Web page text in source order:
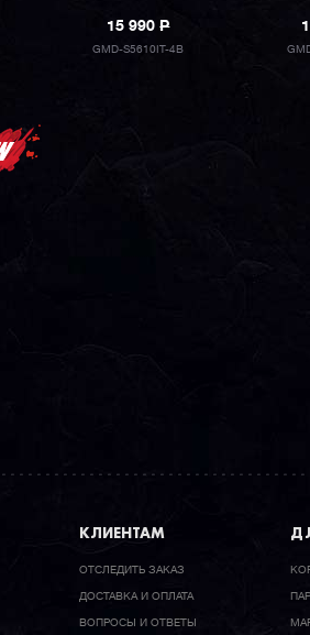
15 990P
GMD-S5610IT-4B
КЛИЕНТАМ
ОТСЛЕДИТЬ ЗАКАЗ
ДОСТАВКА И ОПЛАТА
ВОПРОСЫ И ОТВЕТЫ